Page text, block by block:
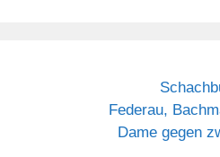
Federau,
Dame gegen